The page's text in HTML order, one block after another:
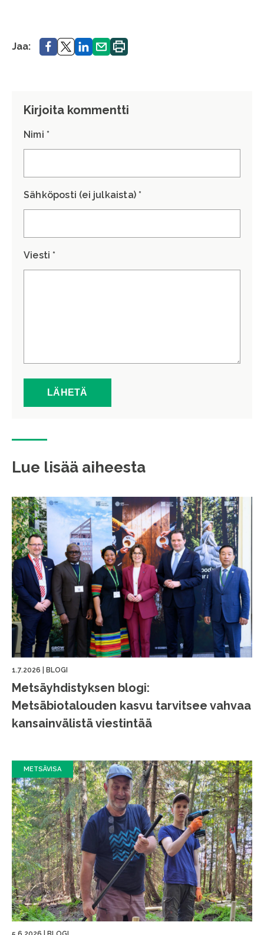
Jaa: Jaa. Jaa.Jaa. Jaa. Tulosta
sivu.
Kirjoita kommentti
Nimi *
Sähköposti (ei julkaista) *
Viesti *
Lue lisää aiheesta
1.7.2026 BLOGI
Metsäyhdistyksen blogi:
Metsäbiotalouden kasvu tarvitsee vahvaa
kansainvälistä viestintää
METSÄVISA